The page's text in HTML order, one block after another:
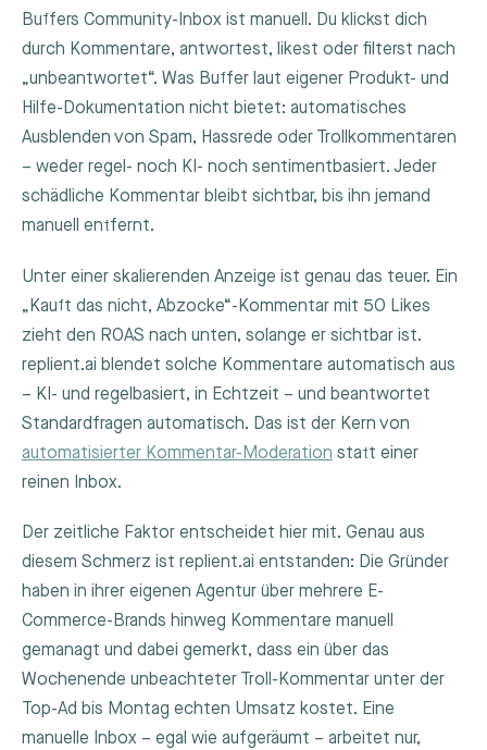
Buffers Community-Inbox ist manuell. Du klickst dich
durch Kommentare, antwortest, likest oder filterst nach
„unbeantwortet“. Was Buffer laut eigener Produkt- und
Hilfe-Dokumentation nicht bietet: automatisches
Ausblenden von Spam, Hassrede oder Trollkommentaren
– weder regel- noch KI- noch sentimentbasiert. Jeder
schädliche Kommentar bleibt sichtbar, bis ihn jemand
manuell entfernt.
Unter einer skalierenden Anzeige ist genau das teuer. Ein
„Kauft das nicht, Abzocke“-Kommentar mit 50 Likes
zieht den ROAS nach unten, solange er sichtbar ist.
replient.ai blendet solche Kommentare automatisch aus
– KI- und regelbasiert, in Echtzeit – und beantwortet
Standardfragen automatisch. Das ist der Kern von
automatisierter Kommentar-Moderation statt einer
reinen Inbox.
Der zeitliche Faktor entscheidet hier mit. Genau aus
diesem Schmerz ist replient.ai entstanden: Die Gründer
haben in ihrer eigenen Agentur über mehrere E-
Commerce-Brands hinweg Kommentare manuell
gemanagt und dabei gemerkt, dass ein über das
Wochenende unbeachteter Troll-Kommentar unter der
Top-Ad bis Montag echten Umsatz kostet. Eine
manuelle Inbox – egal wie aufgeräumt – arbeitet nur,